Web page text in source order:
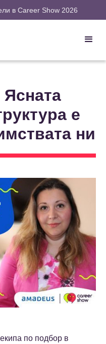
в Career Show 2026
е
ни
по подбор в